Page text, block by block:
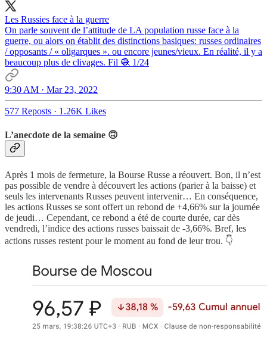
Les Russies face à la guerre
On parle souvent de l’attitude de LA population russe face à la
guerre, ou alors on établit des distinctions basiques: russes ordinaires
/ opposants / « oligarques ». ou encore jeunes/vieux. En réalité, il y a
beaucoup plus de clivages. Fil 🧶 1/24
9:30 AM · Mar 23, 2022
577 Reposts · 1.26K Likes
L’anecdote de la semaine 🙃
Après 1 mois de fermeture, la Bourse Russe a réouvert. Bon, il n’est
pas possible de vendre à découvert les actions (parier à la baisse) et
seuls les intervenants Russes peuvent intervenir… En conséquence,
les actions Russes se sont offert un rebond de +4,66% sur la journée
de jeudi… Cependant, ce rebond a été de courte durée, car dès
vendredi, l’indice des actions russes baissait de -3,66%. Bref, les
actions russes restent pour le moment au fond de leur trou. 👇